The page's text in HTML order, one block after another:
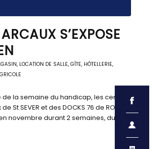
ARCAUX S’EXPOSE
, LOCATION DE SALLE, GÎTE, HÔTELLERIE,
la semaine du handicap, les centres
St SEVER et des DOCKS 76 de ROUEN
novembre durant 2 semaines, du